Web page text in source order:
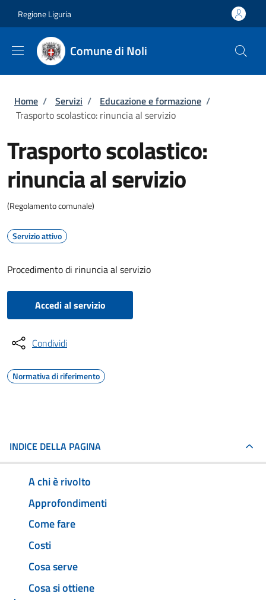
Regione Liguria
Comune di Noli
Briciole di pane
Home / Servizi / Educazione e formazione /
Trasporto scolastico: rinuncia al servizio
Trasporto scolastico:
rinuncia al servizio
(Regolamento comunale)
Servizio attivo
Procedimento di rinuncia al servizio
Accedi al servizio
Condividi
Normativa di riferimento
INDICE DELLA PAGINA
A chi è rivolto
Approfondimenti
Come fare
Costi
Cosa serve
Cosa si ottiene